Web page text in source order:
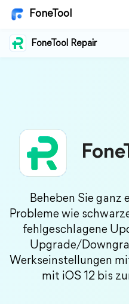
FoneTool
FoneTool Repair
Beheben Sie ganz
Probleme wie
fehlgeschlagene
Upgrade/
Werkseinstellungen
mit iOS 12 bis